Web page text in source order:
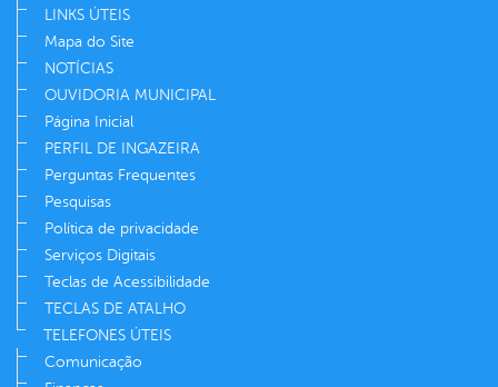
LINKS ÚTEIS
Mapa do Site
NOTÍCIAS
OUVIDORIA MUNICIPAL
Página Inicial
PERFIL DE INGAZEIRA
Perguntas Frequentes
Pesquisas
Política de privacidade
Serviços Digitais
Teclas de Acessibilidade
TECLAS DE ATALHO
TELEFONES ÚTEIS
Comunicação